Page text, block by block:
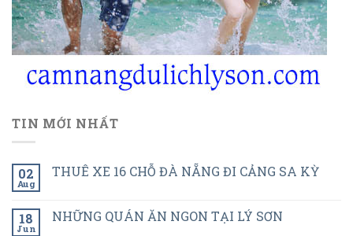
TIN MỚI NHẤT
02
Aug
THUÊ XE 16 CHỖ ĐÀ NẴNG ĐI CẢNG SA KỲ
18
Jun
NHỮNG QUÁN ĂN NGON TẠI LÝ SƠN